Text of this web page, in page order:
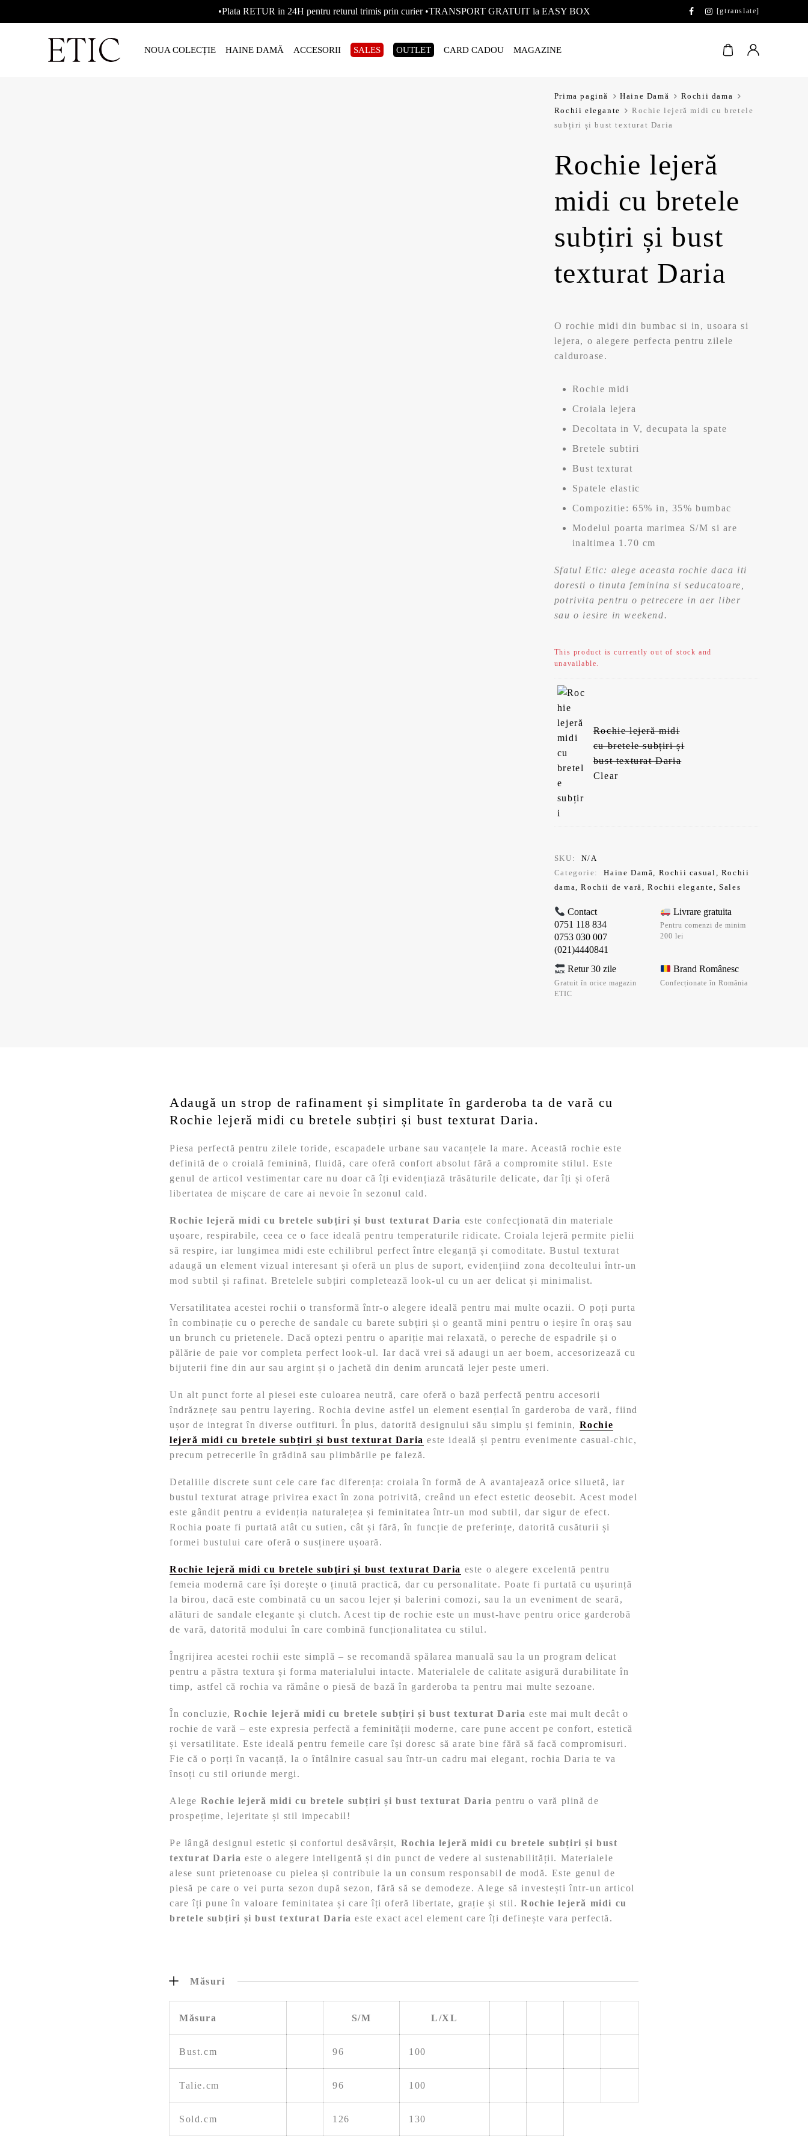
•Plata RETUR in 24H pentru returul trimis prin curier •TRANSPORT GRATUIT la EASY BOX [gtranslate]
NOUA COLECȚIE HAINE DAMĂ ACCESORII SALES OUTLET CARD CADOU MAGAZINE
Prima pagină Haine Damă
Rochii dama
Rochii elegante
Rochie lejeră midi cu bretele
subțiri și bust texturat Daria
Rochie lejeră
midi cu bretele
subțiri și bust
texturat Daria
O rochie midi din bumbac si in, usoara si
lejera, o alegere perfecta pentru zilele
calduroase.
Rochie midi
Croiala lejera
Decoltata in V, decupata la spate
Bretele subtiri
Bust texturat
Spatele elastic
Compozitie: 65% in, 35% bumbac
Modelul poarta marimea S/M si are
inaltimea 1.70 cm
Sfatul Etic: alege aceasta rochie daca iti
doresti o tinuta feminina si seducatoare,
potrivita pentru o petrecere in aer liber
sau o iesire in weekend.
This product is currently out of stock and
unavailable.
Rochie lejeră midi
cu bretele subțiri și
bust texturat Daria
Clear
SKU:
N/A
Categorie:
Haine Damă, Rochii casual, Rochii
dama,Rochii de vară,Rochii elegante,Sales
Contact
0751 118 834
0753 030 007
(021)4440841
Livrare gratuita
Pentru comenzi de minim
200 lei
Retur 30 zile
Gratuit în orice magazin
ETIC
Brand Românesc
Confecționate în România
Adaugă un strop de rafinament și simplitate în garderoba ta de vară cu
Rochie lejeră midi cu bretele subțiri și bust texturat Daria.
Piesa perfectă pentru zilele toride, escapadele urbane sau vacanțele la mare. Această rochie este
definită de o croială feminină, fluidă, care oferă confort absolut fără a compromite stilul. Este
genul de articol vestimentar care nu doar că îți evidențiază trăsăturile delicate, dar îți și oferă
libertatea de mișcare de care ai nevoie în sezonul cald.
Rochie lejeră midi cu bretele subțiri și bust texturat Daria este confecționată din materiale
ușoare, respirabile, ceea ce o face ideală pentru temperaturile ridicate. Croiala lejeră permite pielii
să respire, iar lungimea midi este echilibrul perfect între eleganță și comoditate. Bustul texturat
adaugă un element vizual interesant și oferă un plus de suport, evidențiind zona decolteului într-un
mod subtil și rafinat. Bretelele subțiri completează look-ul cu un aer delicat și minimalist.
Versatilitatea acestei rochii o transformă într-o alegere ideală pentru mai multe ocazii. O poți purta
în combinație cu o pereche de sandale cu barete subțiri și o geantă mini pentru o ieșire în oraș sau
un brunch cu prietenele. Dacă optezi pentru o apariție mai relaxată, o pereche de espadrile și o
pălărie de paie vor completa perfect look-ul. Iar dacă vrei să adaugi un aer boem, accesorizează cu
bijuterii fine din aur sau argint și o jachetă din denim aruncată lejer peste umeri.
Un alt punct forte al piesei este culoarea neutră, care oferă o bază perfectă pentru accesorii
îndrăznețe sau pentru layering. Rochia devine astfel un element esențial în garderoba de vară, fiind
ușor de integrat în diverse outfituri. În plus, datorită designului său simplu și feminin, Rochie
lejeră midi cu bretele subțiri și bust texturat Daria este ideală și pentru evenimente casual-chic,
precum petrecerile în grădină sau plimbările pe faleză.
Detaliile discrete sunt cele care fac diferența: croiala în formă de A avantajează orice siluetă, iar
bustul texturat atrage privirea exact în zona potrivită, creând un efect estetic deosebit. Acest model
este gândit pentru a evidenția naturalețea și feminitatea într-un mod subtil, dar sigur de efect.
Rochia poate fi purtată atât cu sutien, cât și fără, în funcție de preferințe, datorită cusăturii și
formei bustului care oferă o susținere ușoară.
Rochie lejeră midi cu bretele subțiri și bust texturat Daria este o alegere excelentă pentru
femeia modernă care își dorește o ținută practică, dar cu personalitate. Poate fi purtată cu ușurință
la birou, dacă este combinată cu un sacou lejer și balerini comozi, sau la un eveniment de seară,
alături de sandale elegante și clutch. Acest tip de rochie este un must-have pentru orice garderobă
de vară, datorită modului în care combină funcționalitatea cu stilul.
Îngrijirea acestei rochii este simplă – se recomandă spălarea manuală sau la un program delicat
pentru a păstra textura și forma materialului intacte. Materialele de calitate asigură durabilitate în
timp, astfel că rochia va rămâne o piesă de bază în garderoba ta pentru mai multe sezoane.
În concluzie,Rochie lejeră midi cu bretele subțiri și bust texturat Daria este mai mult decât o
rochie de vară – este expresia perfectă a feminității moderne, care pune accent pe confort, estetică
și versatilitate. Este ideală pentru femeile care își doresc să arate bine fără să facă compromisuri.
Fie că o porți în vacanță, la o întâlnire casual sau într-un cadru mai elegant, rochia Daria te va
însoți cu stil oriunde mergi.
Alege Rochie lejeră midi cu bretele subțiri și bust texturat Daria pentru o vară plină de
prospețime, lejeritate și stil impecabil!
Pe lângă designul estetic și confortul desăvârșit, Rochia lejeră midi cu bretele subțiri și bust
texturat Daria este o alegere inteligentă și din punct de vedere al sustenabilității. Materialele
alese sunt prietenoase cu pielea și contribuie la un consum responsabil de modă. Este genul de
piesă pe care o vei purta sezon după sezon, fără să se demodeze. Alege să investești într-un articol
care îți pune în valoare feminitatea și care îți oferă libertate, grație și stil.Rochie lejeră midi cu
bretele subțiri și bust texturat Daria este exact acel element care îți definește vara perfectă.
Măsuri
Măsura S/M L/XL
Bust.cm 96 100
Talie.cm 96 100
Sold.cm 126 130